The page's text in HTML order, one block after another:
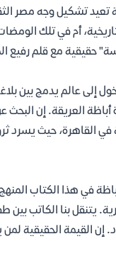
تعيد تشكيل وجه مصر
أم في تلك
حقيقية مع قلم رفيع
إلى عالم يدمج بين
أباظة العريقة. إن
في القاهرة، حيث يسرد
في هذا الكتاب المنهج
يتنقل بنا الكاتب بين
إن القيمة الحقيقية لمن